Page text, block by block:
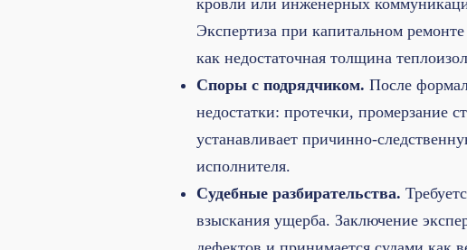
Экспертиза при капитальном
как недостаточная толщина
Споры с подрядчиком. После
недостатки: протечки, промерзание
устанавливает причинно-
исполнителя.
Судебные разбирательства.
взыскания ущерба. Заключение